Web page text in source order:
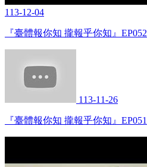
113-12-04
『臺體報你知 攏報乎你知』EP052
113-11-26
『臺體報你知 攏報乎你知』EP051